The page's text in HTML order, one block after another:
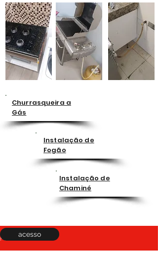
Churrasqueira a
Gás
Instalação de
Fogão
Instalação de
Chaminé
Post acesso